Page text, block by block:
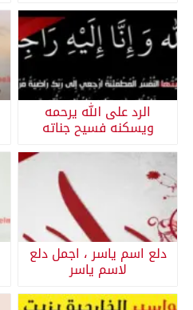
الرد على الله يرحمه
ويسكنه فسيح جناته
دلع اسم ياسر ، اجمل دلع
لاسم ياسر